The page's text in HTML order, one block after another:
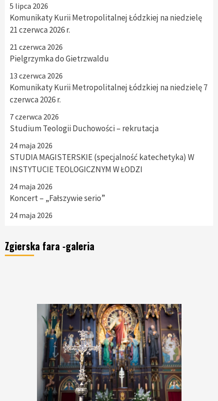
5 lipca 2026
Komunikaty Kurii Metropolitalnej Łódzkiej na niedzielę
21 czerwca 2026 r.
21 czerwca 2026
Pielgrzymka do Gietrzwaldu
13 czerwca 2026
Komunikaty Kurii Metropolitalnej Łódzkiej na niedzielę 7
czerwca 2026 r.
7 czerwca 2026
Studium Teologii Duchowości – rekrutacja
24 maja 2026
STUDIA MAGISTERSKIE (specjalność katechetyka) W
INSTYTUCIE TEOLOGICZNYM W ŁODZI
24 maja 2026
Koncert – „Fałszywie serio”
24 maja 2026
Zgierska fara -galeria